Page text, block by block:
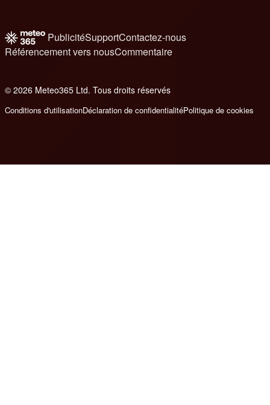
PublicitéSupportContactez-nous
Référencement vers nousCommentaire
© 2026 Meteo365 Ltd. Tous droits réservés
Conditions d'utilisationDéclaration de confidentialitéPolitique de cookies